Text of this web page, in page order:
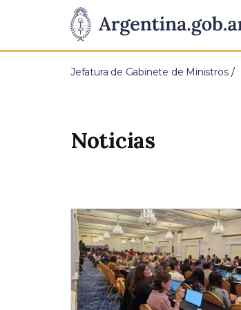
Presidencia
de
Pasar al contenido principal
Jefatura de Gabinete de Ministros
Noticias